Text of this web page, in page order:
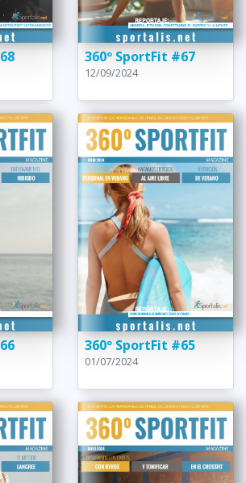
360º SportFit #67
12/09/2024
360º SportFit #65
01/07/2024